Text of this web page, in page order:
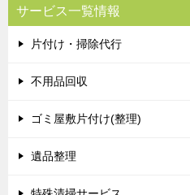
サービス一覧情報
片付け・掃除代行
不用品回収
ゴミ屋敷片付け(整理)
遺品整理